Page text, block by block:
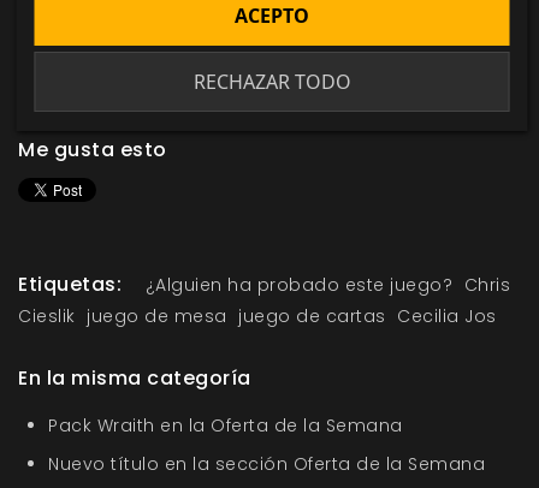
Me gusta esto
Etiquetas: ¿Alguien ha probado este juego? Chris
Cieslik juego de mesa juego de cartas Cecilia Jos
En la misma categoría
Pack Wraith en la Oferta de la Semana
Nuevo título en la sección Oferta de la Semana
RECHAZAR TODO
ACEPTO